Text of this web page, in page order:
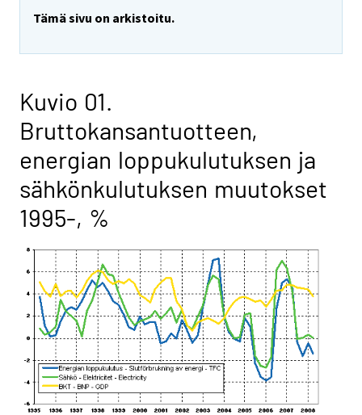
Tämä sivu on arkistoitu.
Kuvio 01.
Bruttokansantuotteen,
energian loppukulutuksen ja
sähkönkulutuksen muutokset
1995-, %